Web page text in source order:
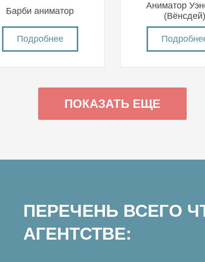
Барби аниматор
Подробнее
Аниматор
(Вëнсдей)
ПОКАЗАТЬ ЕЩЕ
ПЕРЕЧЕНЬ ВСЕГО
АГЕНТСТВЕ: